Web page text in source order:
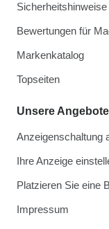
Sicherheitshinweise
Bewertungen für
Markenkatalog
Topseiten
Unsere Angebote
Anzeigenschaltung
Ihre Anzeige
Platzieren Sie eine
Impressum